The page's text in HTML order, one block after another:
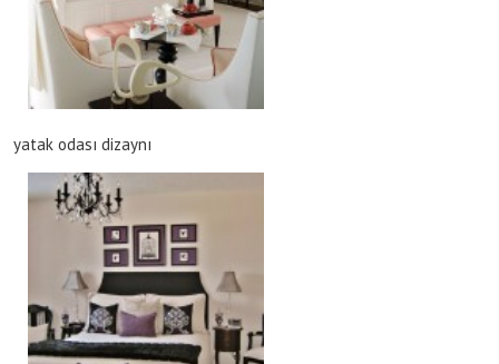
yatak odası dizaynı